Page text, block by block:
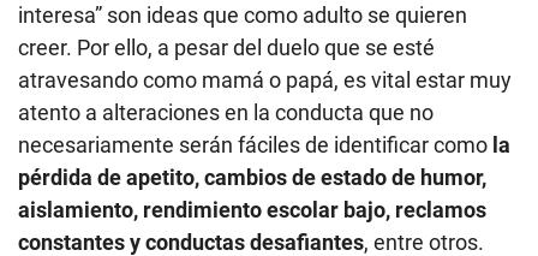
interesa” son ideas que como adulto se quieren
creer. Por ello, a pesar del duelo que se esté
atravesando como mamá o papá, es vital estar muy
atento a alteraciones en la conducta que no
necesariamente serán fáciles de identificar como la
pérdida de apetito, cambios de estado de humor,
aislamiento, rendimiento escolar bajo, reclamos
constantes y conductas desafiantes, entre otros.